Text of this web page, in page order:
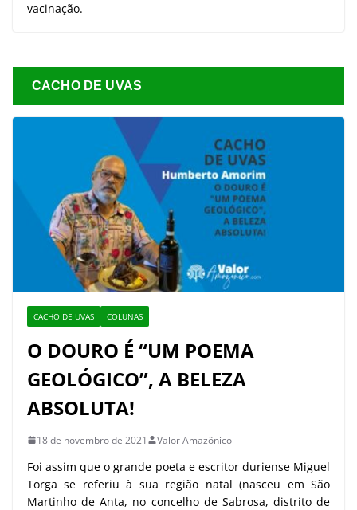
vacinação.
CACHO DE UVAS
CACHO DE UVAS COLUNAS
O DOURO É “UM POEMA
GEOLÓGICO”, A BELEZA
ABSOLUTA!
18 de novembro de 2021 Valor Amazônico
Foi assim que o grande poeta e escritor duriense Miguel
Torga se referiu à sua região natal (nasceu em São
Martinho de Anta, no concelho de Sabrosa, distrito de